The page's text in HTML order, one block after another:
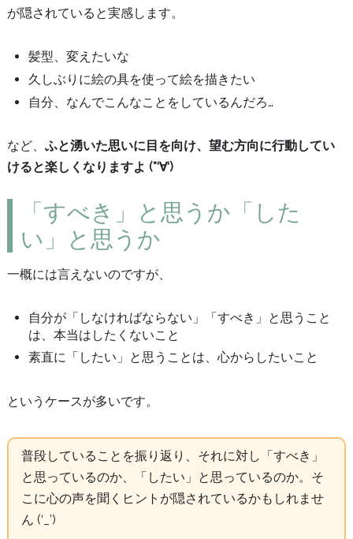
が隠されていると実感します。
髪型、変えたいな
久しぶりに絵の具を使って絵を描きたい
自分、なんでこんなことをしているんだろ…
など、 ふと湧いた思いに目を向け、望む方向に行動してい
けると楽しくなりますよ (*‘∀‘)
「すべき」と思うか「した
い」と思うか
一概には言えないのですが、
自分が「しなければならない」「すべき」と思うこと
は、本当はしたくないこと
素直に「したい」と思うことは、心からしたいこと
というケースが多いです。
普段していることを振り返り、それに対し「すべき」
と思っているのか、「したい」と思っているのか。そ
こに心の声を聞くヒントが隠されているかもしれませ
ん (‘_’)